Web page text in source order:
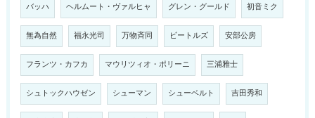
バッハ ヘルムート・ヴァルヒャ グレン・グールド 初音ミク
無為自然 福永光司 万物斉同 ビートルズ 安部公房
フランツ・カフカ マウリツィオ・ポリーニ 三浦雅士
シュトックハウゼン シューマン シューベルト 吉田秀和